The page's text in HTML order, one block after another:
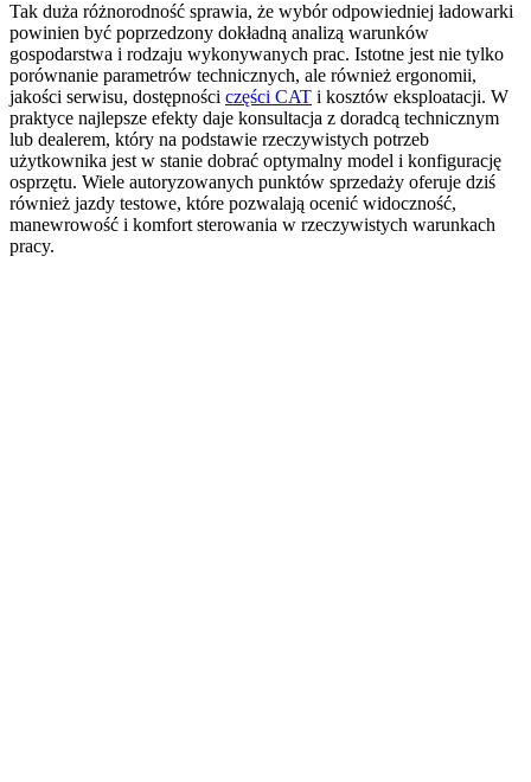
Tak duża różnorodność sprawia, że wybór odpowiedniej ładowarki
powinien być poprzedzony dokładną analizą warunków
gospodarstwa i rodzaju wykonywanych prac. Istotne jest nie tylko
porównanie parametrów technicznych, ale również ergonomii,
jakości serwisu, dostępności części CAT i kosztów eksploatacji. W
praktyce najlepsze efekty daje konsultacja z doradcą technicznym
lub dealerem, który na podstawie rzeczywistych potrzeb
użytkownika jest w stanie dobrać optymalny model i konfigurację
osprzętu. Wiele autoryzowanych punktów sprzedaży oferuje dziś
również jazdy testowe, które pozwalają ocenić widoczność,
manewrowość i komfort sterowania w rzeczywistych warunkach
pracy.